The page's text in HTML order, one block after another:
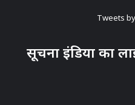
Tweets
सूचना इंडिया का